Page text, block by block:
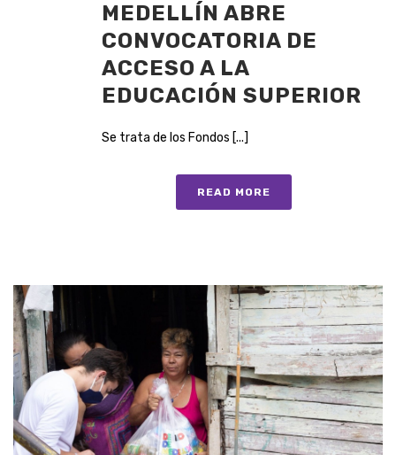
MEDELLÍN ABRE
CONVOCATORIA DE
ACCESO A LA
EDUCACIÓN SUPERIOR
Se trata de los Fondos [...]
READ MORE